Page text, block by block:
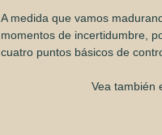
A medida que vamos
momentos de incertidumbre,
cuatro puntos básicos de
Vea también